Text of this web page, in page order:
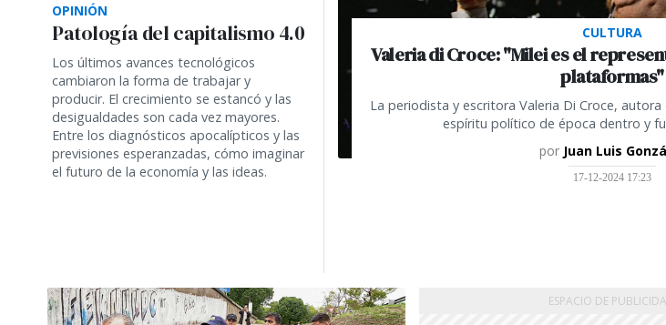
OPINIÓN
Patología del capitalismo 4.0
Los últimos avances tecnológicos
cambiaron la forma de trabajar y
producir. El crecimiento se estancó y las
desigualdades son cada vez mayores.
Entre los diagnósticos apocalípticos y las
previsiones esperanzadas, cómo imaginar
el futuro de la economía y las ideas.
CULTURA
Valeria di Croce: "Milei es el
plataformas"
La periodista y escritora Valeria Di Croce, autora
espíritu político de época dentro y
por Juan Luis
17-12-2024 17:23